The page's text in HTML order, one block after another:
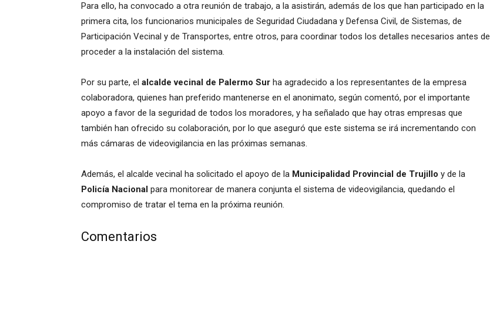
Para ello, ha convocado a otra reunión de trabajo, a la asistirán, además de los que han participado en la
primera cita, los funcionarios municipales de Seguridad Ciudadana y Defensa Civil, de Sistemas, de
Participación Vecinal y de Transportes, entre otros, para coordinar todos los detalles necesarios antes de
proceder a la instalación del sistema.
Por su parte, el alcalde vecinal de Palermo Sur ha agradecido a los representantes de la empresa
colaboradora, quienes han preferido mantenerse en el anonimato, según comentó, por el importante
apoyo a favor de la seguridad de todos los moradores, y ha señalado que hay otras empresas que
también han ofrecido su colaboración, por lo que aseguró que este sistema se irá incrementando con
más cámaras de videovigilancia en las próximas semanas.
Además, el alcalde vecinal ha solicitado el apoyo de la Municipalidad Provincial de Trujillo y de la
Policía Nacional para monitorear de manera conjunta el sistema de videovigilancia, quedando el
compromiso de tratar el tema en la próxima reunión.
Comentarios